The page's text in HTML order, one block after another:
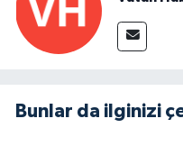
Bunlar da ilginizi